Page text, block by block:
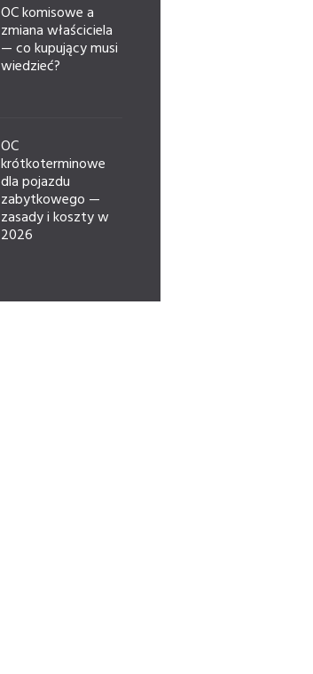
OC komisowe a
zmiana właściciela
— co kupujący musi
wiedzieć?
OC
krótkoterminowe
dla pojazdu
zabytkowego —
zasady i koszty w
2026